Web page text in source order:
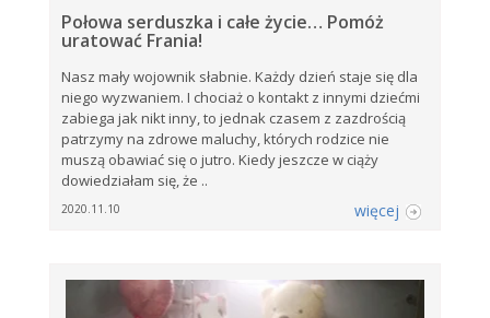
Połowa serduszka i całe życie… Pomóż
uratować Frania!
Nasz mały wojownik słabnie. Każdy dzień staje się dla
niego wyzwaniem. I chociaż o kontakt z innymi dziećmi
zabiega jak nikt inny, to jednak czasem z zazdrością
patrzymy na zdrowe maluchy, których rodzice nie
muszą obawiać się o jutro. Kiedy jeszcze w ciąży
dowiedziałam się, że ..
2020.11.10 więcej